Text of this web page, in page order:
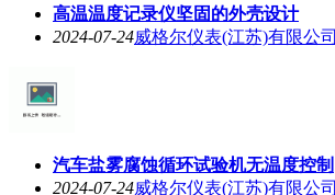
高温温度记录仪坚固的外壳设计
2024-07-24威格尔仪表(江苏)有限公司
汽车盐雾腐蚀循环试验机无温度控制
2024-07-24威格尔仪表(江苏)有限公司